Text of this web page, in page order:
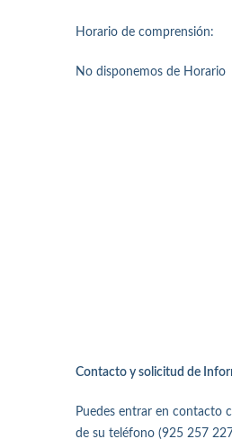
Horario de comprensión:
No disponemos de Horario
Contacto y solicitud de
Puedes entrar en contacto
de su teléfono (925 257